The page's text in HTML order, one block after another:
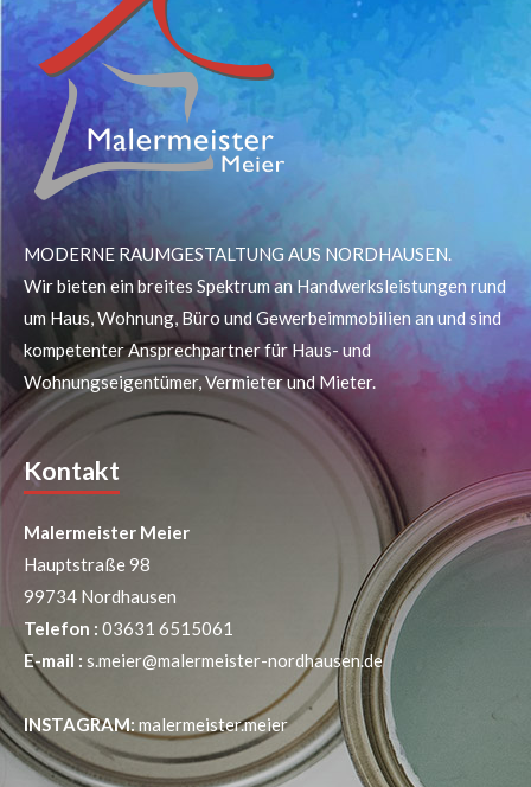
MODERNE RAUMGESTALTUNG AUS NORDHAUSEN.
Wir bieten ein breites Spektrum an Handwerksleistungen rund
um Haus, Wohnung, Büro und Gewerbeimmobilien an und sind
kompetenter Ansprechpartner für Haus- und
Wohnungseigentümer, Vermieter und Mieter.
Kontakt
Malermeister Meier
Hauptstraße 98
99734 Nordhausen
Telefon : 03631 6515061
E-mail : s.meier@malermeister-nordhausen.de
INSTAGRAM: malermeister.meier